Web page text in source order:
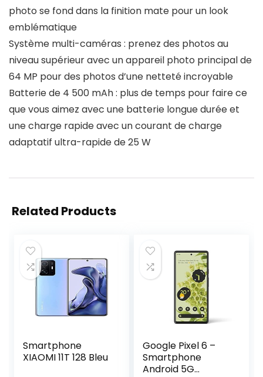
photo se fond dans la finition mate pour un look
emblématique
Système multi-caméras : prenez des photos au
niveau supérieur avec un appareil photo principal de
64 MP pour des photos d’une netteté incroyable
Batterie de 4 500 mAh : plus de temps pour faire ce
que vous aimez avec une batterie longue durée et
une charge rapide avec un courant de charge
adaptatif ultra-rapide de 25 W
Related Products
Smartphone
XIAOMI 11T 128 Bleu
Google Pixel 6 –
Smartphone
Android 5G